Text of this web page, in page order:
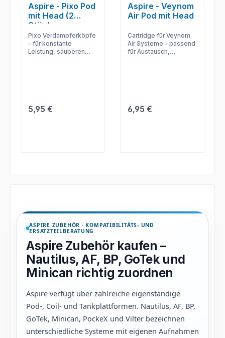
Aspire - Pixo Pod
mit Head (2
Stück pro
Packung)
Pixo Verdampferköpfe
– für konstante
Leistung, sauberen
Regulärer Preis:
5,95 €
Aspire - Veynom
Air Pod mit Head
Cartridge für Veynom
Air Systeme – passend
für Austausch,
Regulärer Preis:
6,95 €
ASPIRE ZUBEHÖR · KOMPATIBILITÄTS- UND
ERSATZTEILBERATUNG
Aspire Zubehör kaufen –
Nautilus, AF, BP, GoTek und
Minican richtig zuordnen
Aspire verfügt über zahlreiche eigenständige
Pod-, Coil- und Tankplattformen. Nautilus, AF, BP,
GoTek, Minican, PockeX und Vilter bezeichnen
unterschiedliche Systeme mit eigenen Aufnahmen